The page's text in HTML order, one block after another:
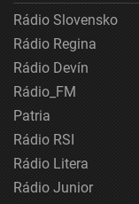
Rádio Slovensko
Rádio Regina
Rádio Devín
Rádio_FM
Patria
Rádio RSI
Rádio Litera
Rádio Junior